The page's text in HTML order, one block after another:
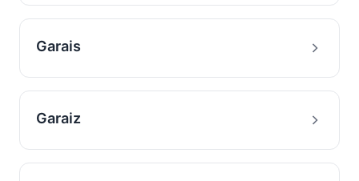
Garais
Garaiz